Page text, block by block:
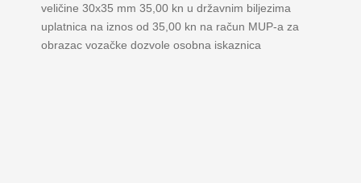
veličine 30x35 mm 35,00 kn u državnim biljezima
uplatnica na iznos od 35,00 kn na račun MUP-a za
obrazac vozačke dozvole osobna iskaznica